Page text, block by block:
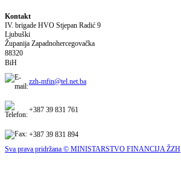
Kontakt
IV. brigade HVO Stjepan Radić 9
Ljubuški
Županija Zapadnohercegovačka
88320
BiH
zzh-mfin@tel.net.ba
+387 39 831 761
+387 39 831 894
Sva prava pridržana © MINISTARSTVO FINANCIJA ŽZH